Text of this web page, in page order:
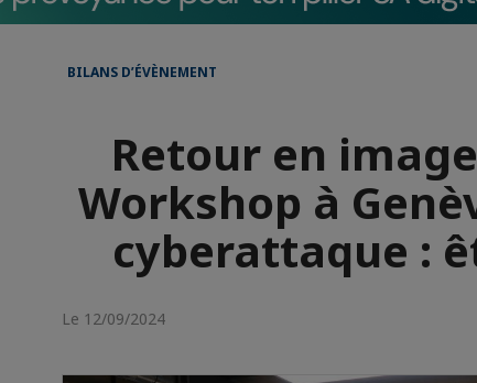
BILANS D’ÉVÈNEMENT
Retour en
Workshop à
cyberattaque :
Le 12/09/2024